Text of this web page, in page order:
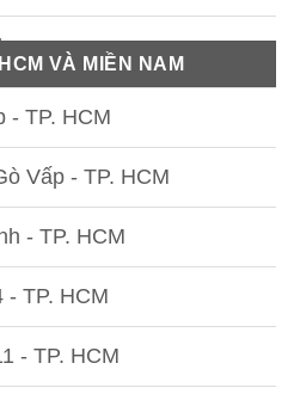
Bình
Huế
VÀ MIỀN NAM
- TP. HCM
Vấp - TP. HCM
- TP. HCM
- TP. HCM
- TP. HCM